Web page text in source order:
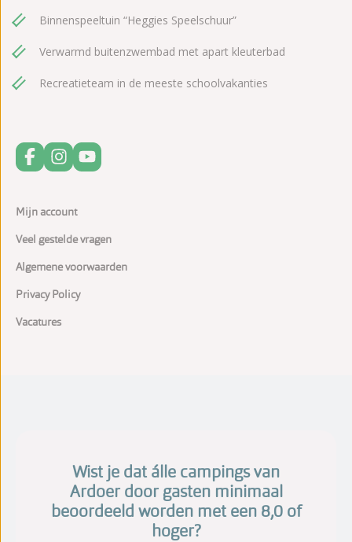
Binnenspeeltuin “Heggies Speelschuur”
Verwarmd buitenzwembad met apart kleuterbad
Recreatieteam in de meeste schoolvakanties
Mijn account
Veel gestelde vragen
Algemene voorwaarden
Privacy Policy
Vacatures
Wist je dat álle campings van
Ardoer door gasten minimaal
beoordeeld worden met een 8,0 of
hoger?